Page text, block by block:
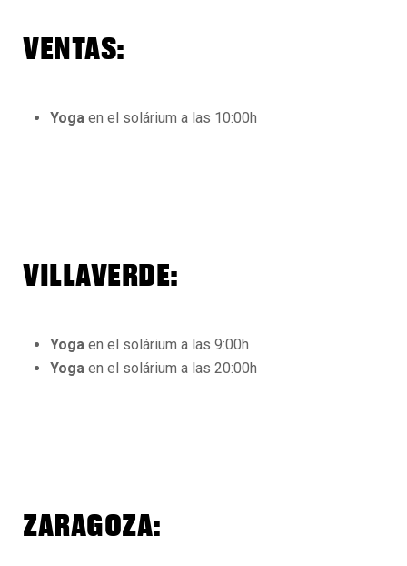
VENTAS:
Yoga en el solárium a las 10:00h
VILLAVERDE:
Yoga en el solárium a las 9:00h
Yoga en el solárium a las 20:00h
ZARAGOZA: